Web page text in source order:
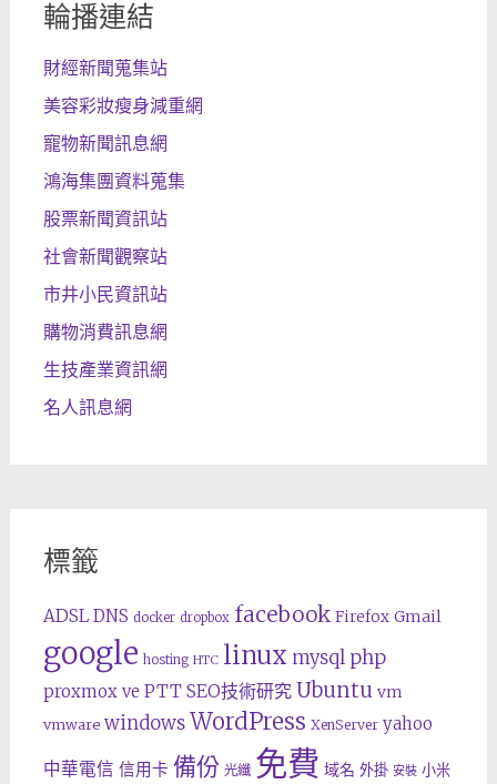
輪播連結
財經新聞蒐集站
美容彩妝瘦身減重網
寵物新聞訊息網
鴻海集團資料蒐集
股票新聞資訊站
社會新聞觀察站
市井小民資訊站
購物消費訊息網
生技產業資訊網
名人訊息網
標籤
ADSL DNS docker dropbox facebook Firefox Gmail
google hosting HTC linux mysql php
proxmox ve PTT SEO技術研究 Ubuntu vm
vmware windows WordPress XenServer yahoo
中華電信 信用卡 備份 光纖 免費 域名 外掛 安裝 小米